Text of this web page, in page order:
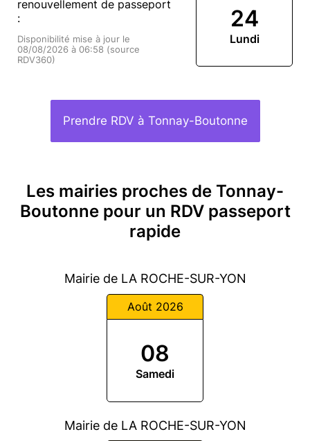
renouvellement de passeport
:
Disponibilité mise à jour le
08/08/2026 à 06:58 (source
RDV360)
24
Lundi
Prendre RDV à Tonnay-Boutonne
Les mairies proches de Tonnay-
Boutonne pour un RDV passeport
rapide
Mairie de LA ROCHE-SUR-YON
Août 2026
08
Samedi
Mairie de LA ROCHE-SUR-YON